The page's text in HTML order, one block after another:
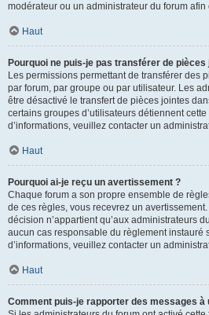
modérateur ou un administrateur du forum
Haut
Pourquoi ne puis-je pas transférer de pièces
Les permissions permettant de transférer des
par forum, par groupe ou par utilisateur. Les
être désactivé le transfert de pièces jointes
certains groupes d’utilisateurs détiennent
d’informations, veuillez contacter un
Haut
Pourquoi ai-je reçu un avertissement ?
Chaque forum a son propre ensemble de
de ces règles, vous recevrez un
décision n’appartient qu’aux administrateurs
aucun cas responsable du règlement instauré
d’informations, veuillez contacter un
Haut
Comment puis-je rapporter des messages à